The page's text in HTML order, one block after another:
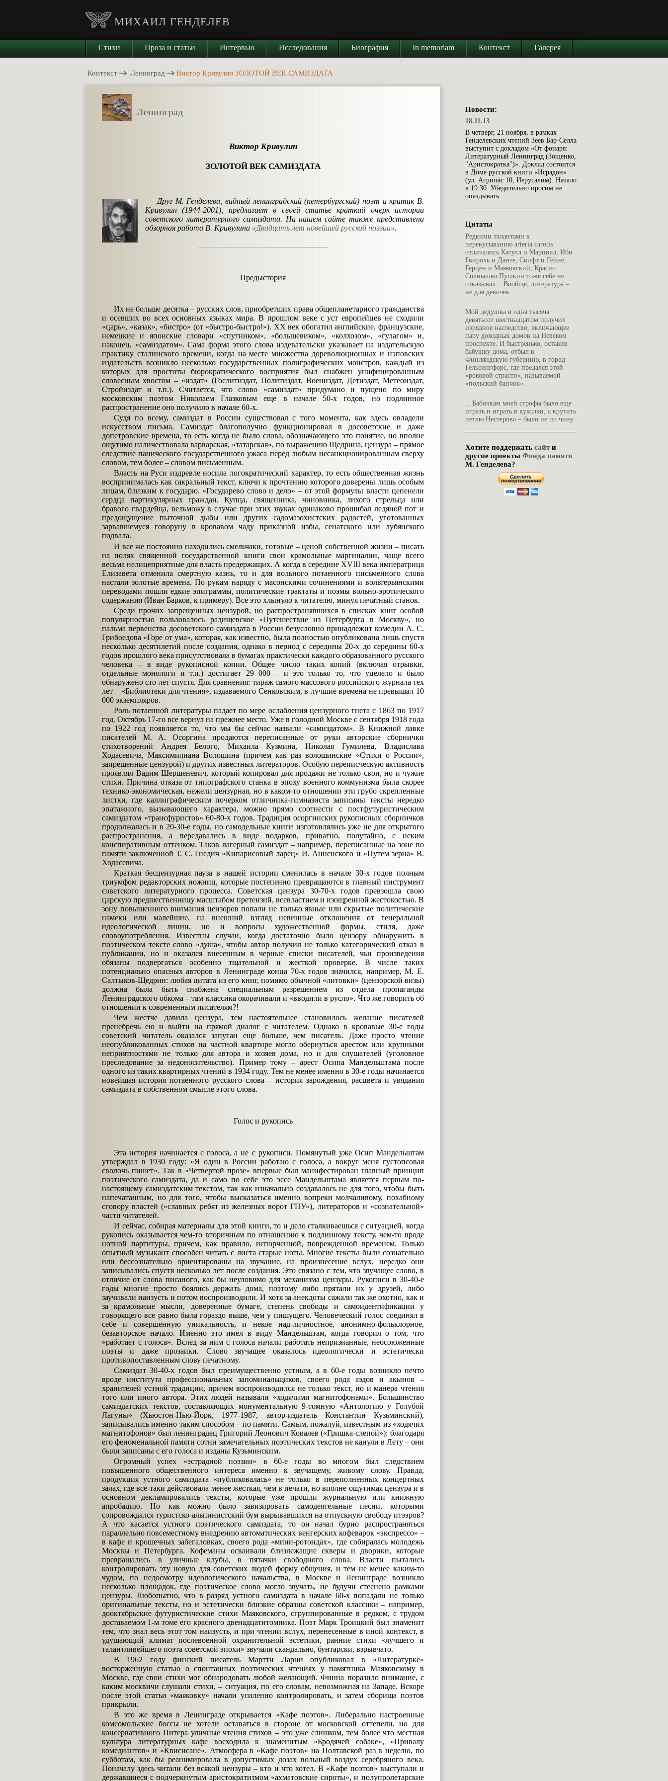
МИХАИЛ ГЕНДЕЛЕВ
Стихи Проза и статьи Интервью Исследования Биография In memoriam Контекст Галерея
Контекст Ленинград Виктор Кривулин ЗОЛОТОЙ ВЕК САМИЗДАТА
Ленинград
Виктор Кривулин
ЗОЛОТОЙ ВЕК САМИЗДАТА
Друг М. Генделева, видный ленинградский (петербургский) поэт и критик В.
Кривулин (1944-2001), предлагает в своей статье краткий очерк истории
советского литературного самиздата. На нашем сайте также представлена
обзорная работа В. Кривулина «Двадцать лет новейшей русской поэзии».
Предыстория
Их не больше десятка – русских слов, приобретших права общепланетарного гражданства
и осевших во всех основных языках мира. В прошлом веке с уст европейцев не сходили
«царь», «казак», «бистро» (от «быстро-быстро!»). ХХ век обогатил английские, французские,
немецкие и японские словари «спутником», «большевиком», «колхозом», «гулагом» и,
наконец, «самиздатом». Сама форма этого слова издевательски указывает на издательскую
практику сталинского времени, когда на месте множества дореволюционных и нэповских
издательств возникло несколько государственных полиграфических монстров, каждый из
которых для простоты бюрократического восприятия был снабжен унифицированным
словесным хвостом – «издат» (Гослитиздат, Политиздат, Воениздат, Детиздат, Метеоиздат,
Стройиздат и т.п.). Считается, что слово «самиздат» придумано и пущено по миру
московским поэтом Николаем Глазковым еще в начале 50-х годов, но подлинное
распространение оно получило в начале 60-х.
Судя по всему, самиздат в России существовал с того момента, как здесь овладели
искусством письма. Самиздат благополучно функционировал в досоветские и даже
допетровские времена, то есть когда не было слова, обозначающего это понятие, но вполне
ощутимо наличествовала варварская, «татарская», по выражению Щедрина, цензура – прямое
следствие панического государственного ужаса перед любым несанкционированным сверху
словом, тем более – словом письменным.
Власть на Руси издревле носила логократический характер, то есть общественная жизнь
воспринималась как сакральный текст, ключи к прочтению которого доверены лишь особым
лицам, близким к государю. «Государево слово и дело» – от этой формулы власти цепенели
сердца партикулярных граждан. Купца, священника, чиновника, лихого стрельца или
бравого гвардейца, вельможу в случае при этих звуках одинаково прошибал ледяной пот и
предощущение пыточной дыбы или других садомазохистских радостей, уготованных
зарвавшемуся говоруну в кровавом чаду приказной избы, сенатского или лубянского
подвала.
И все же постоянно находились смельчаки, готовые – ценой собственной жизни – писать
на полях священной государственной книги свои крамольные маргиналии, чаще всего
весьма нелицеприятные для власть предержащих. А когда в середине XVIII века императрица
Елизавета отменила смертную казнь, то и для вольного потаенного письменного слова
настали золотые времена. По рукам наряду с масонскими сочинениями и вольтерьянскими
переводами пошли едкие эпиграммы, политические трактаты и поэмы вольно-эротического
содержания (Иван Барков, к примеру). Все это хлынуло к читателю, минуя печатный станок.
Среди прочих запрещенных цензурой, но распространявшихся в списках книг особой
популярностью пользовалось радищевское «Путешествие из Петербурга в Москву», но
пальма первенства досоветского самиздата в России безусловно принадлежит комедии А. С.
Грибоедова «Горе от ума», которая, как известно, была полностью опубликована лишь спустя
несколько десятилетий после создания, однако в период с середины 20-х до середины 60-х
годов прошлого века присутствовала в бумагах практически каждого образованного русского
человека – в виде рукописной копии. Общее число таких копий (включая отрывки,
отдельные монологи и т.п.) достигает 29 000 – и это только то, что уцелело и было
обнаружено сто лет спустя. Для сравнения: тираж самого массового российского журнала тех
лет – «Библиотеки для чтения», издаваемого Сенковским, в лучшие времена не превышал 10
000 экземпляров.
Роль потаенной литературы падает по мере ослабления цензурного гнета с 1863 по 1917
год. Октябрь 17-го все вернул на прежнее место. Уже в голодной Москве с сентября 1918 года
по 1922 год появляется то, что мы бы сейчас назвали «самиздатом». В Книжной лавке
писателей М. А. Осоргина продаются переписанные от руки авторские сборнички
стихотворений Андрея Белого, Михаила Кузмина, Николая Гумилева, Владислава
Ходасевича, Максимилиана Волошина (причем как раз волошинские «Стихи о России»,
запрещенные цензурой) и других известных литераторов. Особую переписческую активность
проявлял Вадим Шершеневич, который копировал для продажи не только свои, но и чужие
стихи. Причина отказа от типографского станка в эпоху военного коммунизма была скорее
технико-экономическая, нежели цензурная, но в каком-то отношении эти грубо скрепленные
листки, где каллиграфическим почерком отличника-гимназиста записаны тексты нередко
эпатажного, вызывающего характера, можно прямо соотнести с постфутуристическим
самиздатом «трансфуристов» 60-80-х годов. Традиция осоргинских рукописных сборничков
продолжалась и в 20-30-е годы, но самодельные книги изготовлялись уже не для открытого
распространения, а передавались в виде подарков, приватно, полутайно, с неким
конспиративным оттенком. Таков лагерный самиздат – например, переписанные на зоне по
памяти заключенной Т. С. Гнедич «Кипарисовый ларец» И. Анненского и «Путем зерна» В.
Ходасевича.
Краткая бесцензурная пауза в нашей истории сменилась в начале 30-х годов полным
триумфом редакторских ножниц, которые постепенно превращаются в главный инструмент
советского литературного процесса. Советская цензура 30-70-х годов превзошла свою
царскую предшественницу масштабом претензий, всевластием и изощренной жестокостью. В
зону повышенного внимания цензоров попали не только явные или скрытые политические
намеки или малейшие, на внешний взгляд невинные отклонения от генеральной
идеологической линии, но и вопросы художественной формы, стиля, даже
словоупотребления. Известны случаи, когда достаточно было цензору обнаружить в
поэтическом тексте слово «душа», чтобы автор получил не только категорический отказ в
публикации, но и оказался внесенным в черные списки писателей, чьи произведения
обязаны подвергаться особенно тщательной и жесткой проверке. В числе таких
потенциально опасных авторов в Ленинграде конца 70-х годов значился, например, М. Е.
Салтыков-Щедрин: любая цитата из его книг, помимо обычной «литовки» (цензорской визы)
должна была быть снабжена специальным разрешением из отдела пропаганды
Ленинградского обкома – там классика окорачивали и «вводили в русло». Что же говорить об
отношении к современным писателям?!
Чем жестче давила цензура, тем настоятельнее становилось желание писателей
пренебречь ею и выйти на прямой диалог с читателем. Однако в кровавые 30-е годы
советский читатель оказался запуган еще больше, чем писатель. Даже просто чтение
неопубликованных стихов на частной квартире могло обернуться арестом или крупными
неприятностями не только для автора и хозяев дома, но и для слушателей (уголовное
преследование за недоносительство). Пример тому – арест Осипа Мандельштама после
одного из таких квартирных чтений в 1934 году. Тем не менее именно в 30-е годы начинается
новейшая история потаенного русского слова – история зарождения, расцвета и увядания
самиздата в собственном смысле этого слова.
Голос и рукопись
Эта история начинается с голоса, а не с рукописи. Помянутый уже Осип Мандельштам
утверждал в 1930 году: «Я один в России работаю с голоса, а вокруг меня густопсовая
сволочь пишет». Так в «Четвертой прозе» впервые был манифестирован главный принцип
поэтического самиздата, да и само по себе это эссе Мандельштама является первым по-
настоящему самиздатским текстом, так как изначально создавалось не для того, чтобы быть
напечатанным, но для того, чтобы высказаться именно вопреки молчаливому, похабному
сговору властей («славных ребят из железных ворот ГПУ»), литераторов и «сознательной»
части читателей.
И сейчас, собирая материалы для этой книги, то и дело сталкиваешься с ситуацией, когда
рукопись оказывается чем-то вторичным по отношению к подлинному тексту, чем-то вроде
нотной партитуры, причем, как правило, испорченной, поврежденной временем. Только
опытный музыкант способен читать с листа старые ноты. Многие тексты были сознательно
или бессознательно ориентированы на звучание, на произнесение вслух, нередко они
записывались спустя несколько лет после создания. Это связано с тем, что звучащее слово, в
отличие от слова писаного, как бы неуловимо для механизма цензуры. Рукописи в 30-40-е
годы многие просто боялись держать дома, поэтому либо прятали их у друзей, либо
заучивали наизусть и потом воспроизводили. И хотя за анекдоты сажали так же охотно, как и
за крамольные мысли, доверенные бумаге, степень свободы и самоидентификации у
говорящего все равно была гораздо выше, чем у пишущего. Человеческий голос соединял в
себе и совершенную уникальность, и некое над-личностное, анонимно-фольклорное,
безавторское начало. Именно это имел в виду Мандельштам, когда говорил о том, что
«работает с голоса». Вслед за ним с голоса начали работать непризнанные, неосоюженные
поэты и даже прозаики. Слово звучащее оказалось идеологически и эстетически
противопоставленным слову печатному.
Самиздат 30-40-х годов был преимущественно устным, а в 60-е годы возникло нечто
вроде института профессиональных запоминальщиков, своего рода аэдов и акынов –
хранителей устной традиции, причем воспроизводился не только текст, но и манера чтения
того или иного автора. Этих людей называли «ходячими магнитофонами». Большинство
самиздатских текстов, составляющих монументальную 9-томную «Антологию у Голубой
Лагуны» (Хьюстон-Нью-Йорк, 1977-1987, автор-издатель Константин Кузьминский),
записывались именно таким способом – по памяти. Самым, пожалуй, известным из «ходячих
магнитофонов» был ленинградец Григорий Леонович Ковалев («Гришка-слепой»): благодаря
его феноменальной памяти сотни замечательных поэтических текстов не канули в Лету – они
были записаны с его голоса и изданы Кузьминским.
Огромный успех «эстрадной поэзии» в 60-е годы во многом был следствием
повышенного общественного интереса именно к звучащему, живому слову. Правда,
продукция устного самиздата «публиковалась» не только в переполненных концертных
залах, где все-таки действовала менее жесткая, чем в печати, но вполне ощутимая цензура и в
основном декламировались тексты, которые уже прошли журнальную или книжную
апробацию. Но как можно было завизировать самодеятельные песни, которыми
сопровождался туристско-альпинистский бум вырывавшихся на отпускную свободу итээров?
А что касается устного поэтического самиздата, то он начал бурно распространяться
параллельно повсеместному внедрению автоматических венгерских кофеварок «экспрессо» –
в кафе и крошечных забегаловках, своего рода «мини-ротондах», где собиралась молодежь
Москвы и Петербурга. Кофеманы осваивали близлежащие скверы и дворики, которые
превращались в уличные клубы, в пятачки свободного слова. Власти пытались
контролировать эту новую для советских людей форму общения, и тем не менее каким-то
чудом, по недосмотру идеологического начальства, в Москве и Ленинграде возникло
несколько площадок, где поэтическое слово могло звучать, не будучи стеснено рамками
цензуры. Любопытно, что в разряд устного самиздата в начале 60-х попадали не только
оригинальные тексты, но и эстетически близкие образцы советской классики – например,
дооктябрьские футуристические стихи Маяковского, сгруппированные в редком, с трудом
доставаемом 1-м томе его красного двенадцатитомника. Поэт Марк Троицкий был знаменит
тем, что знал весь этот том наизусть, и при чтении вслух, перенесенные в иной контекст, в
удушающий климат послевоенной охранительной эстетики, ранние стихи «лучшего и
талантливейшего поэта советской эпохи» звучали скандально, бунтарски, взрывчато.
В 1962 году финский писатель Мартти Ларни опубликовал в «Литературке»
восторженную статью о спонтанных поэтических чтениях у памятника Маяковскому в
Москве, где свои стихи мог обнародовать любой желающий. Финна поразило внимание, с
каким москвичи слушали стихи, – ситуация, по его словам, невозможная на Западе. Вскоре
после этой статьи «маяковку» начали усиленно контролировать, и затем сборища поэтов
прикрыли.
В это же время в Ленинграде открывается «Кафе поэтов». Либерально настроенные
комсомольские боссы не хотели оставаться в стороне от московской оттепели, но для
консервативного Питера уличные чтения стихов – это уже слишком, тем более что местная
культура литературных кафе восходила к знаменитым «Бродячей собаке», «Привалу
комедиантов» и «Квисисане». Атмосфера в «Кафе поэтов» на Полтавской раз в неделю, по
субботам, как бы реанимировала в допустимых дозах вольный воздух серебряного века.
Поначалу здесь читали без всякой цензуры – кто и что хотел. В «Кафе поэтов» выступали и
державшиеся с подчеркнутым аристократизмом «ахматовские сироты», и полупролетарские
Новости:
18.11.13
В четверг, 21 ноября, в рамках
Генделевских чтений Зеев Бар-Селла
выступит с докладом «От фонаря:
Литературный Ленинград (Зощенко,
"Аристократка")». Доклад состоится
в Доме русской книги «Исрадон»
(ул. Агрипас 10, Иерусалим). Начало
в 19:30. Убедительно просим не
опаздывать.
Цитаты
Редкими талантами к
перекусыванию arteria carotis
отличались Катулл и Марциал, Ибн
Гвироль и Данте, Свифт и Гейне,
Герцен и Маяковский, Красно
Солнышко Пушкин тоже себе не
отказывал... Вообще, литература –
не для девочек.
Мой дедушка в одна тысяча
девятьсот шестнадцатом получил
изрядное наследство, включающее
пару доходных домов на Невском
проспекте. И быстренько, оставив
бабушку дома, отбыл в
Финляндскую губернию, в город
Гельсингфорс, где предался этой
«роковой страсти», называемой
«польский банчок».
Бабочкам моей строфы было еще
играть и играть в куколки, а крутить
петлю Нестерова – было не по чину.
Хотите поддержать сайти
другие проекты Фонда памяти
М. Генделева?